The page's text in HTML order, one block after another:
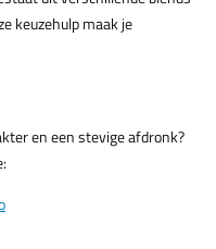
keuzehulp maak je
en een stevige afdronk?